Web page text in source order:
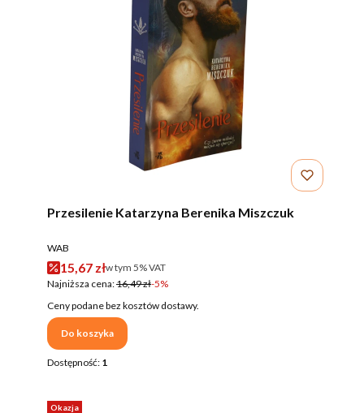
Przesilenie Katarzyna Berenika Miszczuk
PRODUCENT
WAB
Cena promocyjna brutto
15,67 złw tym %s VAT
w tym 5%VAT
Najniższa cena:16,49 zł-5%
Ceny podane bez kosztów dostawy.
Do koszyka
Dostępność: 1
Okazja